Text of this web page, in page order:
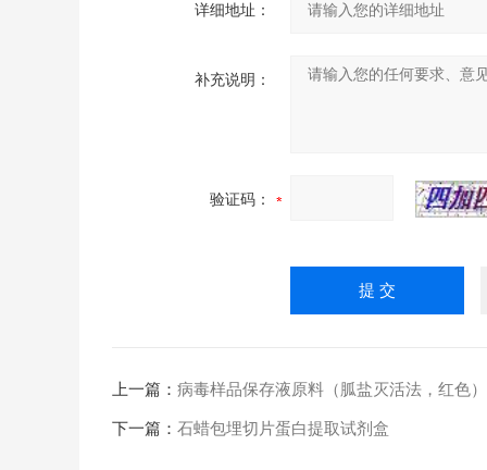
详细地址：
补充说明：
验证码：
上一篇： 病毒样品保存液原料（胍盐灭活法，红色）
下一篇： 石蜡包埋切片蛋白提取试剂盒